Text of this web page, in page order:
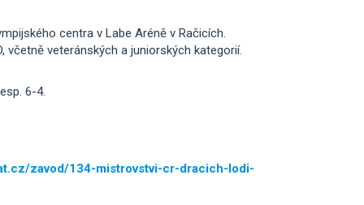
centra v Labe Aréně v Račicích.
včetně veteránských a juniorských kategorií.
6-4.
zavod/134-mistrovstvi-cr-dracich-lodi-